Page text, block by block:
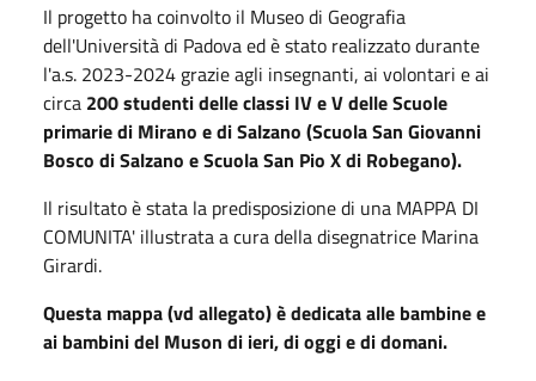
Il progetto ha coinvolto il Museo di Geografia
dell'Università di Padova ed è stato realizzato durante
l'a.s. 2023-2024 grazie agli insegnanti, ai volontari e ai
circa 200 studenti delle classi IV e V delle Scuole
primarie di Mirano e di Salzano (Scuola San Giovanni
Bosco di Salzano e Scuola San Pio X di Robegano).
Il risultato è stata la predisposizione di una MAPPA DI
COMUNITA' illustrata a cura della disegnatrice Marina
Girardi.
Questa mappa (vd allegato) è dedicata alle bambine e
ai bambini del Muson di ieri, di oggi e di domani.